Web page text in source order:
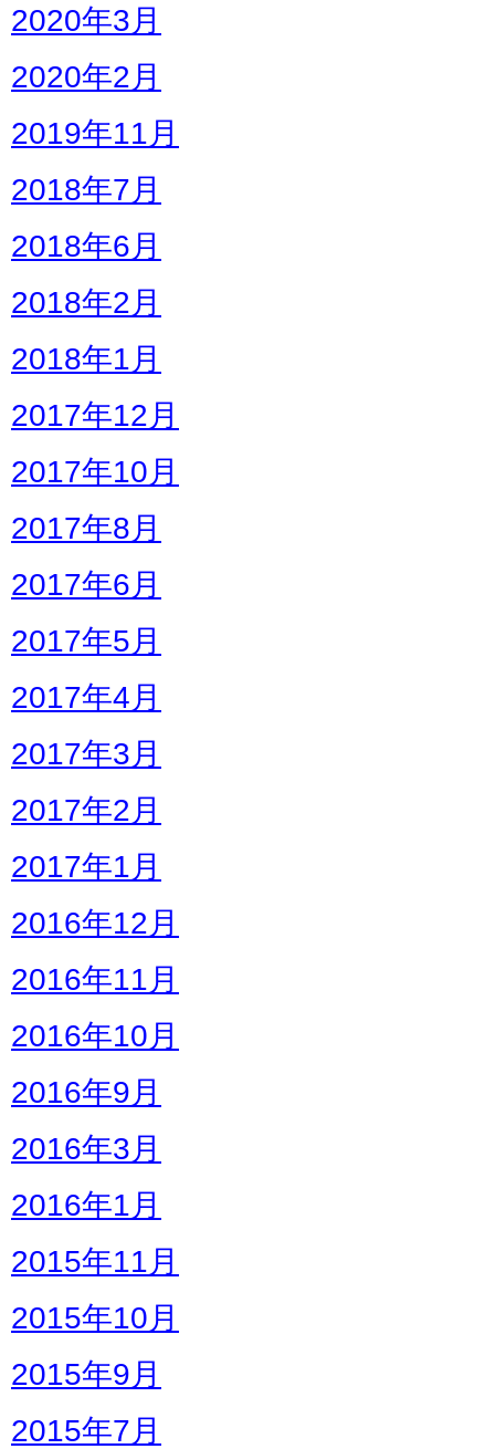
2020年3月
2020年2月
2019年11月
2018年7月
2018年6月
2018年2月
2018年1月
2017年12月
2017年10月
2017年8月
2017年6月
2017年5月
2017年4月
2017年3月
2017年2月
2017年1月
2016年12月
2016年11月
2016年10月
2016年9月
2016年3月
2016年1月
2015年11月
2015年10月
2015年9月
2015年7月